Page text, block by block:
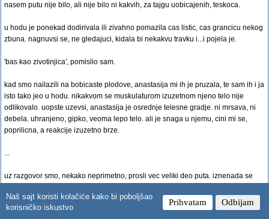
Naš sajt koristi kolačiće kako bi poboljšao
korisničko iskustvo
Prihvatam Odbijam
nasem putu nije bilo, ali nije bilo ni kakvih, za tajgu uobicajenih, teskoca.
u hodu je ponekad dodirivala ili zivahno pomazila cas listic, cas grancicu nekog
zbuna. nagnuvsi se, ne gledajuci, kidala bi nekakvu travku i...i pojela je.
'bas kao zivotinjica', pomislio sam.
kad smo nailazili na bobicaste plodove, anastasija mi ih je pruzala, te sam ih i ja
isto tako jeo u hodu. nikakvom se muskulaturom izuzetnom njeno telo nije
odlikovalo. uopste uzevsi, anastasija je osrednje telesne gradje. ni mrsava, ni
debela. uhranjeno, gipko, veoma lepo telo. ali je snaga u njemu, cini mi se,
poprilicna, a reakcije izuzetno brze.
...
uz razgovor smo, nekako neprimetno, prosli vec veliki deo puta. iznenada se
kod kuce!
obazreo sam se oko sebe. nevelika uredna poljana, cvece medju